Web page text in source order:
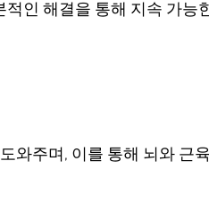
인 해결을 통해 지속 가능
와주며, 이를 통해 뇌와 근